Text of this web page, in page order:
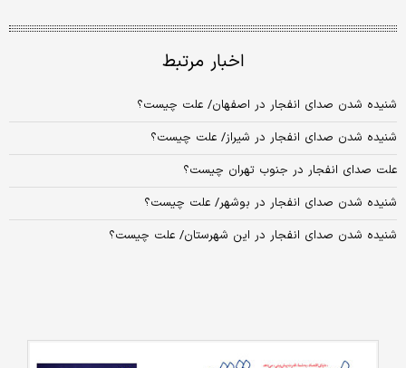
اخبار مرتبط
شنیده شدن صدای انفجار در اصفهان/ علت چیست؟
شنیده شدن صدای انفجار در شیراز/ علت چیست؟
علت صدای انفجار در جنوب تهران چیست؟
شنیده شدن صدای انفجار در بوشهر/ علت چیست؟
شنیده شدن صدای انفجار در این شهرستان/ علت چیست؟